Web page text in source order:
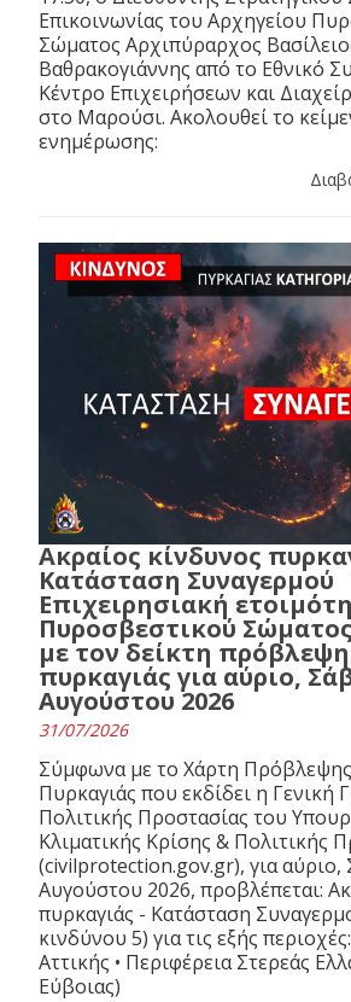
Επικοινωνίας του Αρχηγείου
Σώματος Αρχιπύραρχος
Βαθρακογιάννης από το Εθνικό
Κέντρο Επιχειρήσεων και
στο Μαρούσι. Ακολουθεί το
ενημέρωσης:
Ακραίος κίνδυνος
Κατάσταση Συναγερμού
Επιχειρησιακή
Πυροσβεστικού
με τον δείκτη
πυρκαγιάς για αύριο,
Αυγούστου 2026
31/07/2026
Σύμφωνα με το Χάρτη
Πυρκαγιάς που εκδίδει η Γενική
Πολιτικής Προστασίας του
Κλιματικής Κρίσης & Πολιτικής
(civilprotection.gov.gr), για αύριο,
Αυγούστου 2026, προβλέπεται:
πυρκαγιάς - Κατάσταση
κινδύνου 5) για τις εξής
Αττικής • Περιφέρεια Στερεάς
Εύβοιας)